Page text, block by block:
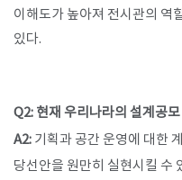
이해도가 높아져 전시관의 역
있다.
Q2: 현재 우리나라의 설계공
A2: 기획과 공간 운영에 대한
당선안을 원만히 실현시킬 수